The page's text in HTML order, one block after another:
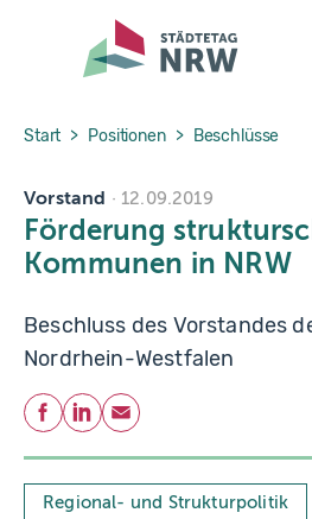
Skip to main navigation
Skip to main content
Skip to page footer
You are here:
Start Positionen Beschlüsse
Vorstand 12.09.2019
Förderung
Kommunen in NRW
Beschluss des Vorstandes
Nordrhein-Westfalen
Teilen
Facebook
LinkedIn
E-Mail
Regional- und Strukturpolitik